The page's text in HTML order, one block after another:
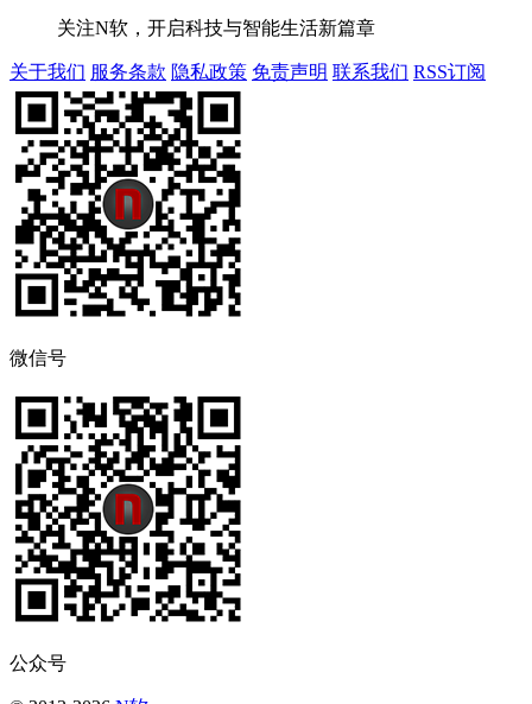
关注N软，开启科技与智能生活新篇章
关于我们 服务条款 隐私政策 免责声明 联系我们 RSS订阅
微信号
公众号